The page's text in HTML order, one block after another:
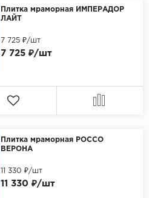
Плитка мраморная ИМПЕРАДОР
ЛАЙТ
7 725 ₽/шт
7 725 ₽/шт
Плитка мраморная РОССО
ВЕРОНА
11 330 ₽/шт
11 330 ₽/шт